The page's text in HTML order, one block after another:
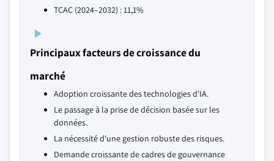
TCAC (2024–2032) : 11,1%
Principaux facteurs de croissance du
marché
Adoption croissante des technologies d'IA.
Le passage à la prise de décision basée sur les
données.
La nécessité d'une gestion robuste des risques.
Demande croissante de cadres de gouvernance